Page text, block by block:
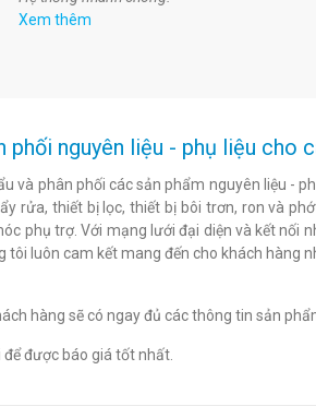
Xem thêm
phối nguyên liệu - phụ liệu
và phân phối các sản phẩm nguyên liệu -
rửa, thiết bị lọc, thiết bị bôi trơn, ron và
phụ trợ. Với mạng lưới đại diện và kết
tôi luôn cam kết mang đến cho khách
hàng sẽ có ngay đủ các thông tin sản
được báo giá tốt nhất.